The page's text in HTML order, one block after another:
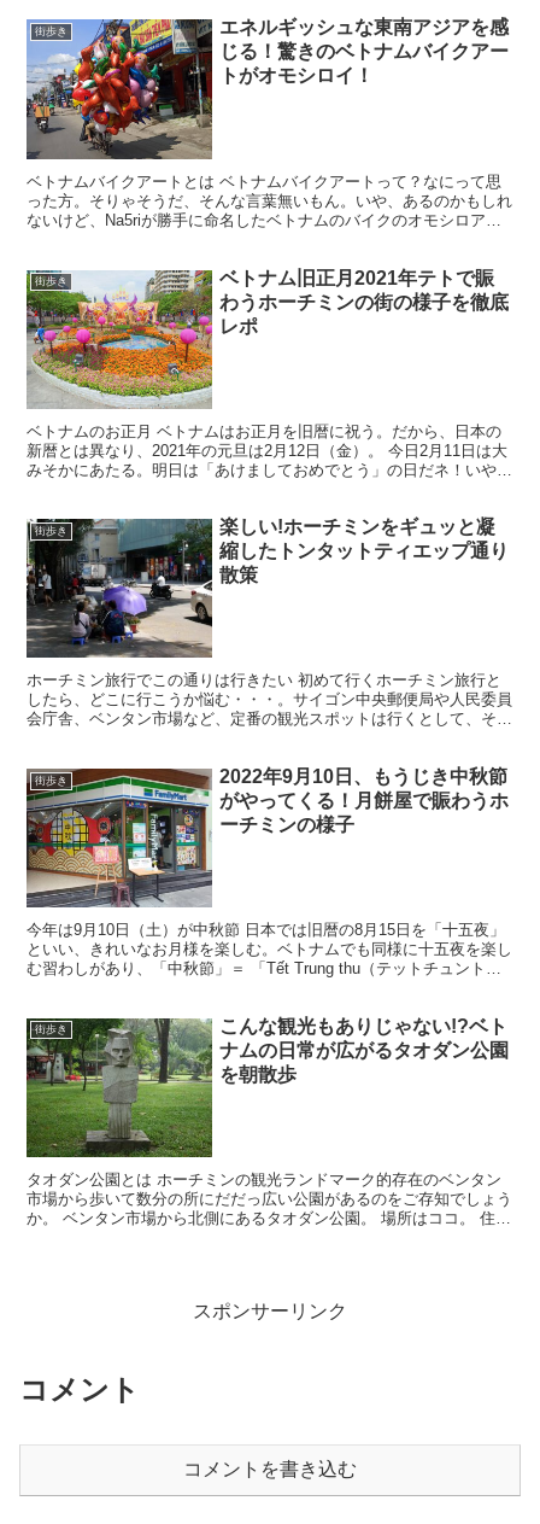
街歩き
エネルギッシュな東南アジアを感
じる！驚きのベトナムバイクアー
トがオモシロイ！
ベトナムバイクアートとは ベトナムバイクアートって？なにって思
った方。そりゃそうだ、そんな言葉無いもん。いや、あるのかもしれ
ないけど、Na5riが勝手に命名したベトナムのバイクのオモシロアー
街歩き
ベトナム旧正月2021年テトで賑
わうホーチミンの街の様子を徹底
レポ
ベトナムのお正月 ベトナムはお正月を旧暦に祝う。だから、日本の
新暦とは異なり、2021年の元旦は2月12日（金）。 今日2月11日は大
みそかにあたる。明日は「あけましておめでとう」の日だネ！いやー
街歩き
楽しい!ホーチミンをギュッと凝
縮したトンタットティエップ通り
散策
ホーチミン旅行でこの通りは行きたい 初めて行くホーチミン旅行と
したら、どこに行こうか悩む・・・。サイゴン中央郵便局や人民委員
会庁舎、ベンタン市場など、定番の観光スポットは行くとして、その
街歩き
2022年9月10日、もうじき中秋節
がやってくる！月餅屋で賑わうホ
ーチミンの様子
今年は9月10日（土）が中秋節 日本では旧暦の8月15日を「十五夜」
といい、きれいなお月様を楽しむ。ベトナムでも同様に十五夜を楽し
む習わしがあり、「中秋節」＝ 「Tết Trung thu（テットチュント
街歩き
こんな観光もありじゃない!?ベト
ナムの日常が広がるタオダン公園
を朝散歩
タオダン公園とは ホーチミンの観光ランドマーク的存在のベンタン
市場から歩いて数分の所にだだっ広い公園があるのをご存知でしょう
か。 ベンタン市場から北側にあるタオダン公園。 場所はココ。 住
スポンサーリンク
コメント
コメントを書き込む